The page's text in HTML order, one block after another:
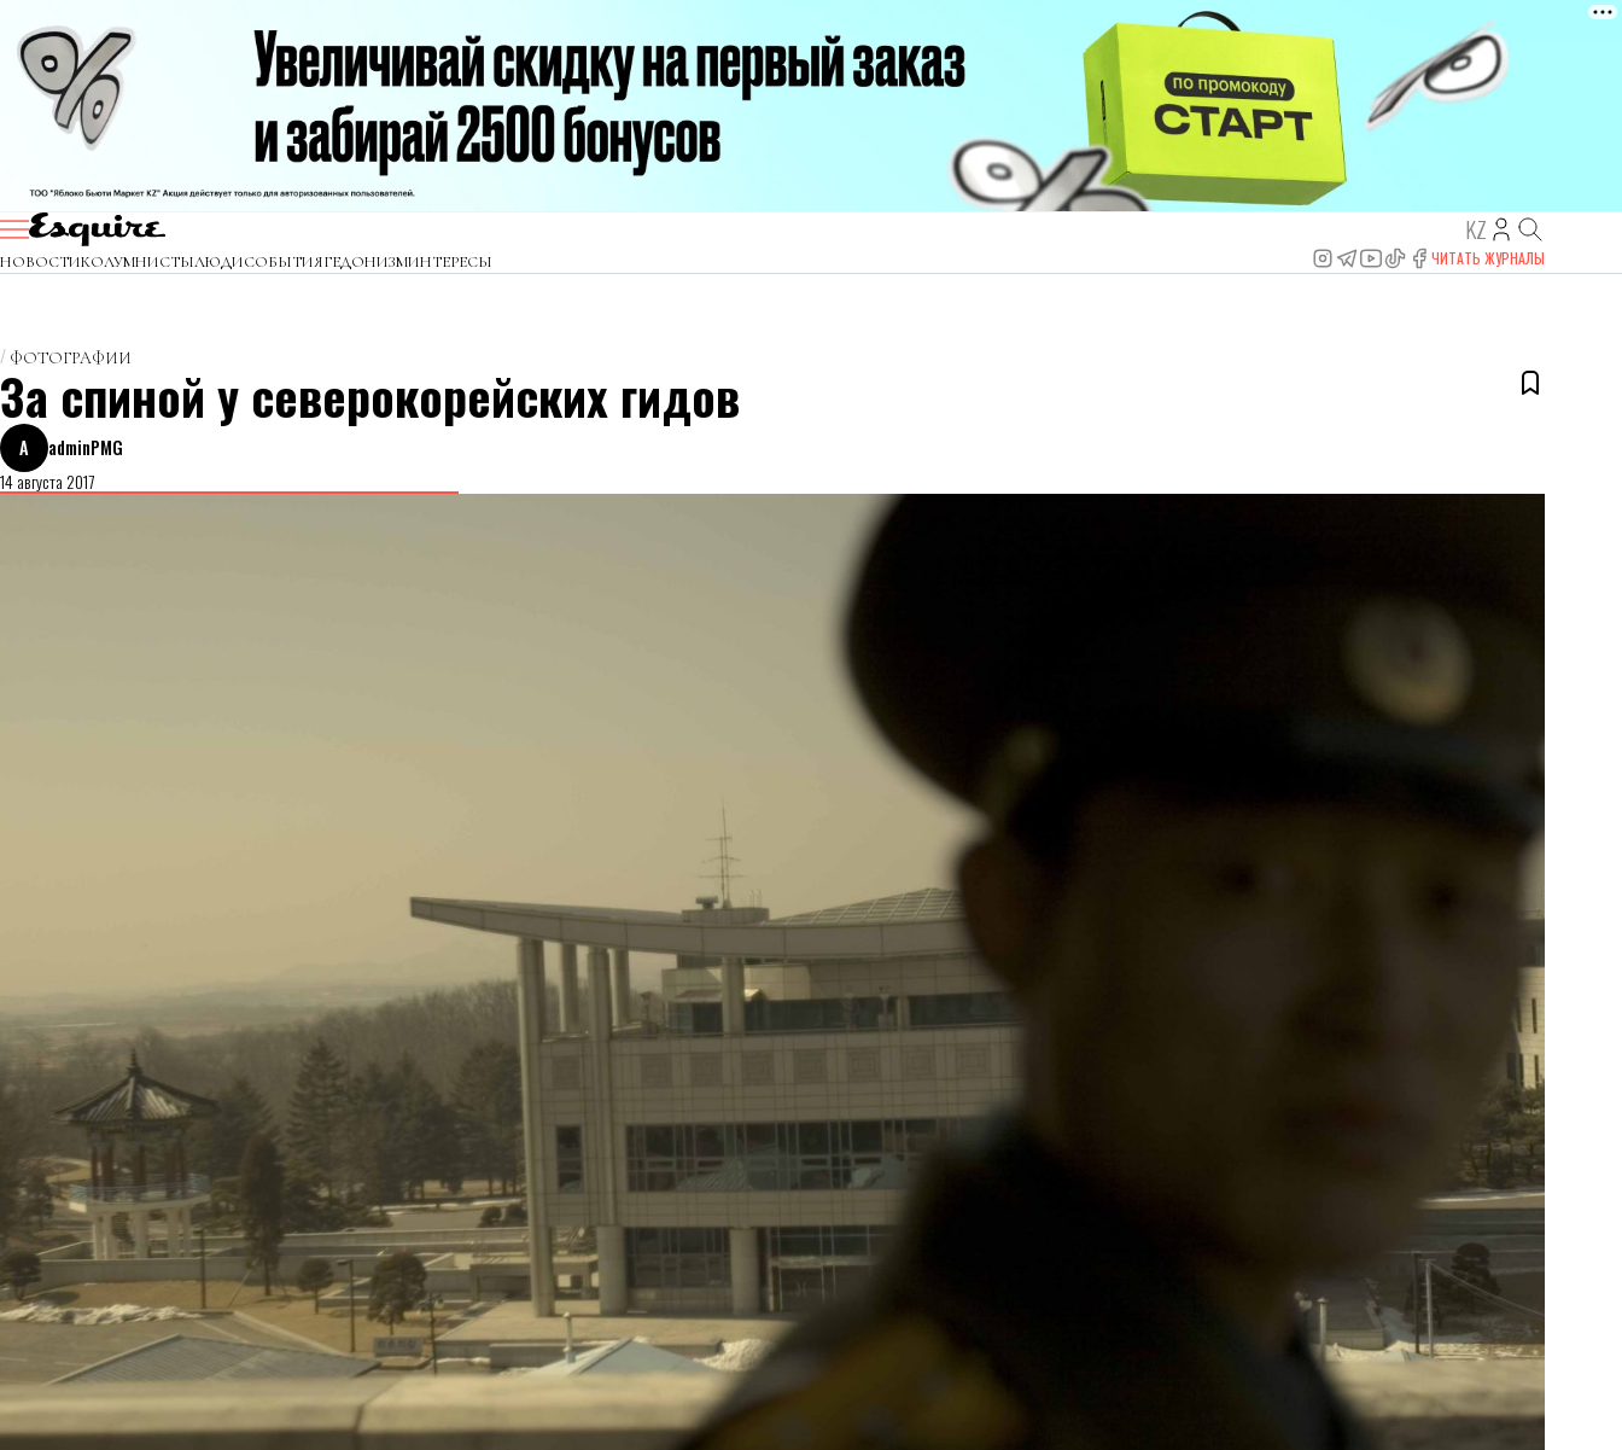
KZ
НОВОСТИКОЛУМНИСТЫЛЮДИСОБЫТИЯГЕДОНИЗМИНТЕРЕСЫ ЧИТАТЬ ЖУРНАЛЫ
ФОТОГРАФИИ
За спиной у северокорейских гидов
A
adminPMG
14 августа 2017